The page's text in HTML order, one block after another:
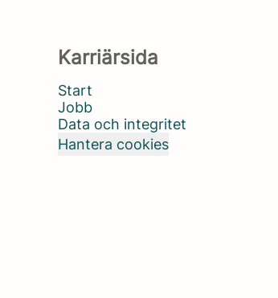
Karriärsida
Start
Jobb
Data och integritet
Hantera cookies